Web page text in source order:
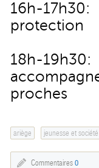
16h-
protection
18h-19h30:
proches
ariège jeunesse et société
Commentaires 0